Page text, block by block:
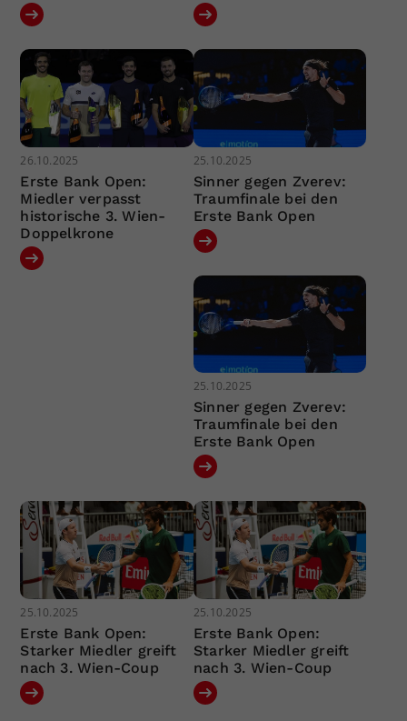
26.10.2025
Erste Bank Open:
Miedler verpasst
historische 3. Wien-
Doppelkrone
25.10.2025
Sinner gegen Zverev:
Traumfinale bei den
Erste Bank Open
25.10.2025
Sinner gegen Zverev:
Traumfinale bei den
Erste Bank Open
25.10.2025
Erste Bank Open:
Starker Miedler greift
nach 3. Wien-Coup
25.10.2025
Erste Bank Open:
Starker Miedler greift
nach 3. Wien-Coup